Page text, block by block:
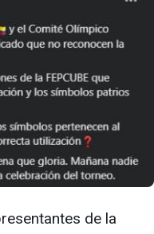
de la